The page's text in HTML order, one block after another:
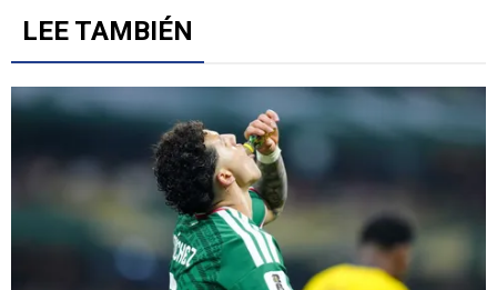
LEE TAMBIÉN